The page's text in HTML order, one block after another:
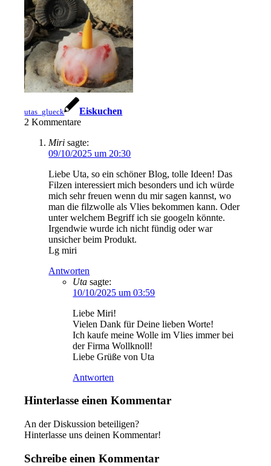
utas_glueck
Eiskuchen
2 Kommentare
Miri sagte:
09/10/2025 um 20:30
Liebe Uta, so ein schöner Blog, tolle Ideen! Das
Filzen interessiert mich besonders und ich würde
mich sehr freuen wenn du mir sagen kannst, wo
man die filzwolle als Vlies bekommen kann. Oder
unter welchem Begriff ich sie googeln könnte.
Irgendwie wurde ich nicht fündig oder war
unsicher beim Produkt.
Lg miri
Antworten
Uta sagte:
10/10/2025 um 03:59
Liebe Miri!
Vielen Dank für Deine lieben Worte!
Ich kaufe meine Wolle im Vlies immer bei
der Firma Wollknoll!
Liebe Grüße von Uta
Antworten
Hinterlasse einen Kommentar
An der Diskussion beteiligen?
Hinterlasse uns deinen Kommentar!
Schreibe einen Kommentar